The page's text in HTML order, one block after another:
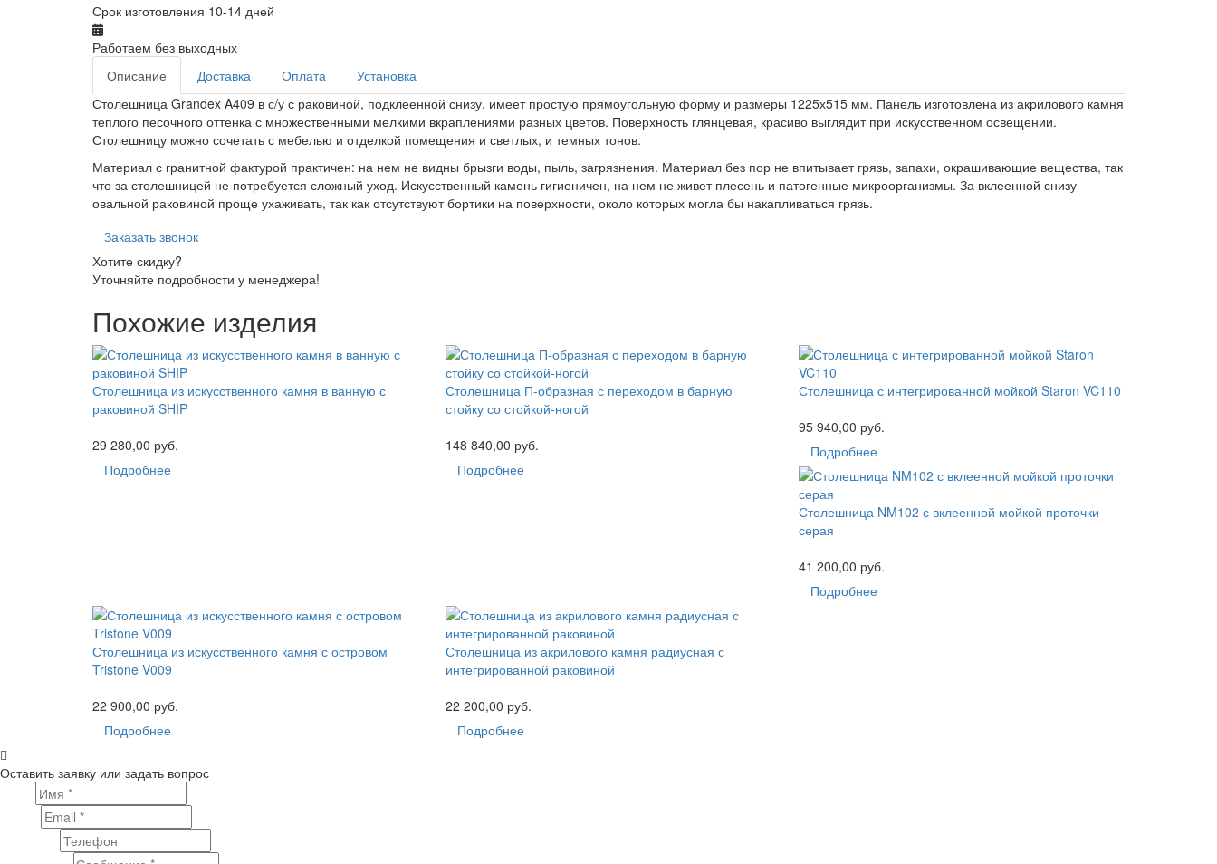
Срок изготовления 10-14 дней
Работаем без выходных
Описание
Доставка Оплата
Установка
Столешница Grandex A409 в с/у с раковиной, подклеенной снизу, имеет простую прямоугольную форму и размеры 1225х515 мм. Панель изготовлена из акрилового камня
теплого песочного оттенка с множественными мелкими вкраплениями разных цветов. Поверхность глянцевая, красиво выглядит при искусственном освещении.
Столешницу можно сочетать с мебелью и отделкой помещения и светлых, и темных тонов.
Материал с гранитной фактурой практичен: на нем не видны брызги воды, пыль, загрязнения. Материал без пор не впитывает грязь, запахи, окрашивающие вещества, так
что за столешницей не потребуется сложный уход. Искусственный камень гигиеничен, на нем не живет плесень и патогенные микроорганизмы. За вклеенной снизу
овальной раковиной проще ухаживать, так как отсутствуют бортики на поверхности, около которых могла бы накапливаться грязь.
Заказать звонок
Хотите скидку?
Уточняйте подробности у менеджера!
Похожие изделия
Столешница из искусственного камня в ванную с
раковиной SHIP
29 280,00 руб.
Подробнее
Столешница П-образная с переходом в барную
стойку со стойкой-ногой
148 840,00 руб.
Подробнее
Столешница с интегрированной мойкой Staron VC110
95 940,00 руб.
Подробнее
Столешница NM102 с вклеенной мойкой проточки
серая
41 200,00 руб.
Подробнее
Столешница из искусственного камня с островом
Tristone V009
22 900,00 руб.
Подробнее
Столешница из акрилового камня радиусная с
интегрированной раковиной
22 200,00 руб.
Подробнее
Оставить заявку или задать вопрос